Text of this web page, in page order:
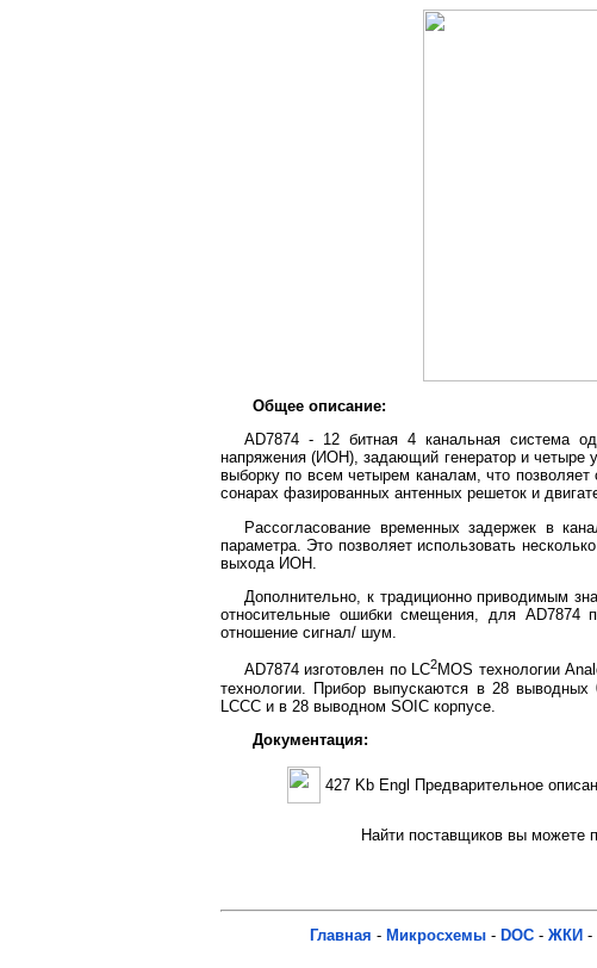
Общее описание:
AD7874 - 12 битная 4 канальная система
напряжения (ИОН), задающий генератор и четыре
выборку по всем четырем каналам, что
сонарах фазированных антенных решеток и
Рассогласование временных задержек в
параметра. Это позволяет использовать
выхода ИОН.
Дополнительно, к традиционно приводимым
относительные ошибки смещения, для AD7874
отношение сигнал/ шум.
AD7874 изготовлен по LC2MOS технологии
технологии. Прибор выпускаются в 28
LCCC и в 28 выводном SOIC корпусе.
Документация:
427 Kb Engl Предварительное
Найти поставщиков вы можете
Главная - Микросхемы - DOC - ЖКИ -